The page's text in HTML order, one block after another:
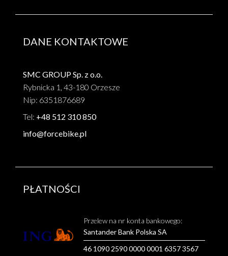
DANE KONTAKTOWE
SMC GROUP Sp. z o.o.
Rybnicka 1, 43-180 Orzesze
Nip: 6351876689
Tel: +48 512 310 850
info@forcebike.pl
PŁATNOŚCI
Przelew na nr konta bankowego:
Santander Bank Polska SA
46 1090 2590 0000 0001 6357 3567